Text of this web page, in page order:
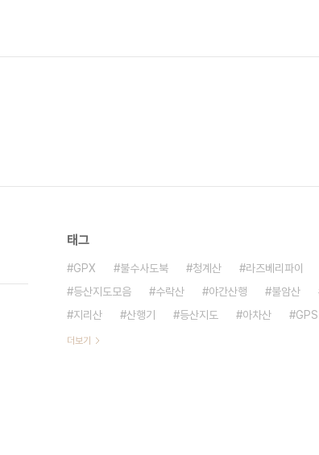
태그
GPX 불수사도북 청계산 라즈베리파이
등산지도모음
수락산 야간산행 불암산
지리산
산행기 등산지도 아차산 GPS
더보기